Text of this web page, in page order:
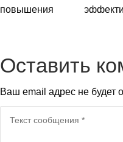
повышения
ВЗК) и других состояний, в
которых лежит
Оставить
Ваш email адрес не будет